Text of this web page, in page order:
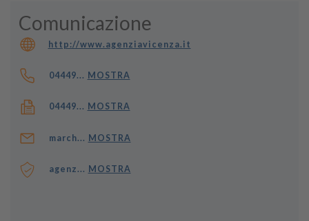
Comunicazione
http://www.agenziavicenza.it
04449... MOSTRA
04449... MOSTRA
march... MOSTRA
agenz... MOSTRA